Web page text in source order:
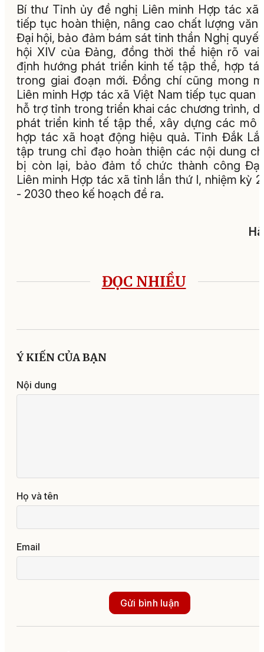
Bí thư Tỉnh ủy đề nghị Liên minh Hợp tác xã
tiếp tục hoàn thiện, nâng cao chất lượng văn
Đại hội, bảo đảm bám sát tinh thần Nghị
hội XIV của Đảng, đồng thời thể hiện rõ vai
định hướng phát triển kinh tế tập thể, hợp
trong giai đoạn mới. Đồng chí cũng mong
Liên minh Hợp tác xã Việt Nam tiếp tục quan
hỗ trợ tỉnh trong triển khai các chương trình,
phát triển kinh tế tập thể, xây dựng các mô
hợp tác xã hoạt động hiệu quả. Tỉnh Đắk
tập trung chỉ đạo hoàn thiện các nội dung
bị còn lại, bảo đảm tổ chức thành công
Liên minh Hợp tác xã tỉnh lần thứ I, nhiệm kỳ
- 2030 theo kế hoạch đề ra.
ĐỌC NHIỀU
Ý KIẾN CỦA BẠN
Nội dung
Họ và tên
Email
Gửi bình luận